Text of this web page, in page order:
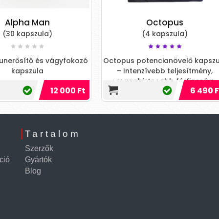
Octopus
(4 kapszula)
potencianövelő kapszula
– Intenzívebb teljesítmény,
magabiztosabb férfiasság
6 490 Ft
Blue Gold
kapszula 10 db
(10 kapszula)
A BLUE GOLD kapszula
az aktus előtti
stresszes
életkortól
Tartalom
Szerzők
Gyártók
Blog